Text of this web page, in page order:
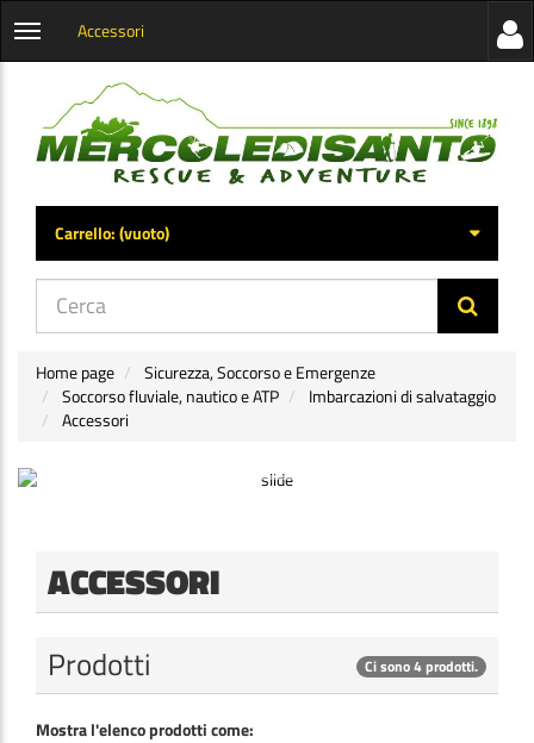
Apri
categorie
Accessori
di
Carrello:(vuoto)
Home page
Sicurezza, Soccorso e Emergenze
Soccorso fluviale, nautico e ATP
Imbarcazioni di salvataggio
Accessori
ACCESSORI
Prodotti Ci sono 4 prodotti.
Mostra l'elenco prodotti come: